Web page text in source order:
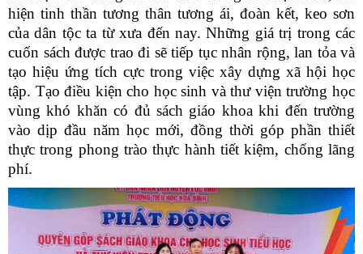
hiện tinh thần tương thân tương ái, đoàn kết, keo sơn
của dân tộc ta từ xưa đến nay. Những giá trị trong các
cuốn sách được trao đi sẽ tiếp tục nhân rộng, lan tỏa và
tạo hiệu ứng tích cực trong việc xây dựng xã hội học
tập. Tạo điều kiện cho học sinh và thư viện trường học
vùng khó khăn có đủ sách giáo khoa khi đến trường
vào dịp đầu năm học mới, đồng thời góp phần thiết
thực trong phong trào thực hành tiết kiệm, chống lãng
phí.